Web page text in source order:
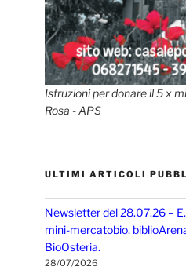
Istruzioni per donare il 5 x
Rosa - APS
ULTIMI ARTICOLI
Newsletter del 28.07.26 –
mini-mercatobio,
BioOsteria.
28/07/2026